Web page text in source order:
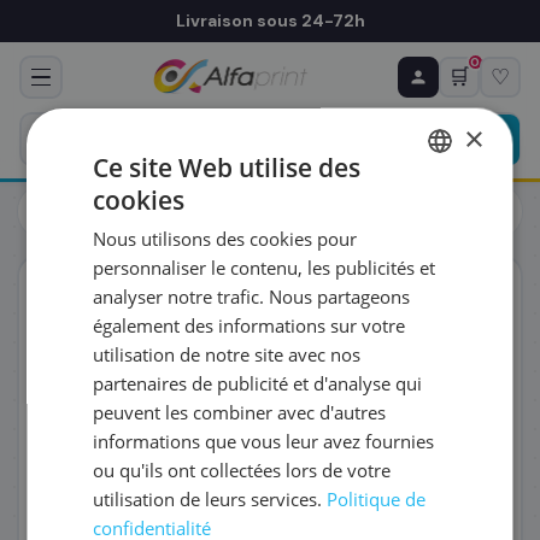
Livraison sous 24-72h
🛒
0
♡
Toners
Canon
ORIGINAL
♻ COMMANDE RÉCURRENTE
Prévoyez & économisez
Programmez votre prochain achat — notre équipe
vous prépare un devis personnalisé
RÉFÉRENCE DU PRODUIT
FRÉQUENCE
QUANTITÉ PAR LIVRAISON
DATE DE PREMIÈRE LIVRAISON SOUHAITÉE
×
Ce site Web utilise des
cookies
Nous utilisons des cookies pour
personnaliser le contenu, les publicités et
analyser notre trafic. Nous partageons
également des informations sur votre
utilisation de notre site avec nos
partenaires de publicité et d'analyse qui
peuvent les combiner avec d'autres
informations que vous leur avez fournies
ou qu'ils ont collectées lors de votre
utilisation de leurs services. Politique de
confidentialité